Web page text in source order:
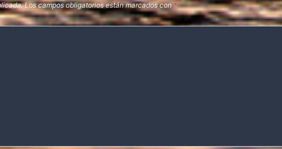
Los campos obligatorios están marcados con*